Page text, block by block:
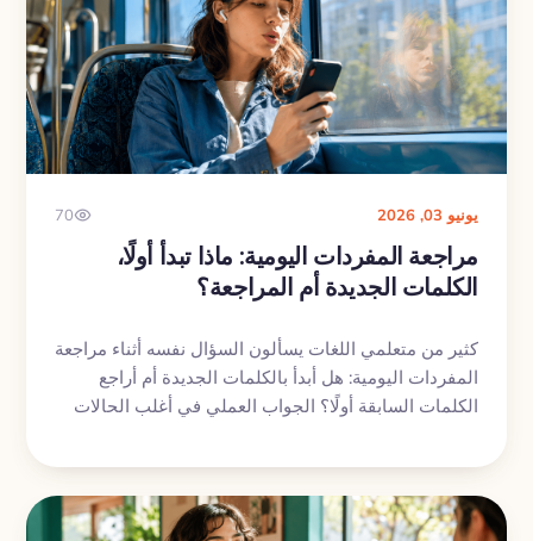
يونيو 03, 2026 70
مراجعة المفردات اليومية: ماذا تبدأ أولًا،
الكلمات الجديدة أم المراجعة؟
كثير من متعلمي اللغات يسألون السؤال نفسه أثناء مراجعة
المفردات اليومية: هل أبدأ بالكلمات الجديدة أم أراجع
الكلمات السابقة أولًا؟ الجواب العملي في أغلب الحالات
استخدم تدريبًا إضافيًا إذا كان لديك وقت وطاقة.